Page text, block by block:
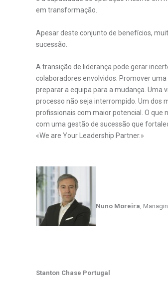
em transformação.
Apesar deste conjunto de benefícios,
sucessão.
A transição de liderança pode gerar
colaboradores envolvidos. Promover
preparar a equipa para a mudança. Uma
processo não seja interrompido. Um dos
profissionais com maior potencial. O que
com uma gestão de sucessão que
«We are Your Leadership Partner.»
Nuno Moreira,
Stanton Chase Portugal